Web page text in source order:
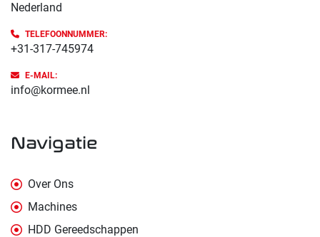
Nederland
TELEFOONNUMMER:
+31-317-745974
E-MAIL:
info@kormee.nl
navigatie
Over Ons
Machines
HDD Gereedschappen